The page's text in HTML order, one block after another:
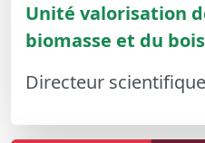
Unité valorisation
biomasse et du bois
Directeur